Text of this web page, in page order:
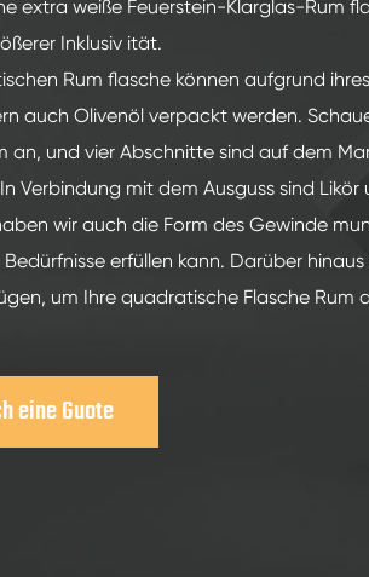
extra weiße Feuerstein-Klarglas-Rum
Inklusiv ität.
Rum flasche können aufgrund
auch Olivenöl verpackt werden.
an, und vier Abschnitte sind auf dem
Verbindung mit dem Ausguss sind Likör
wir auch die Form des Gewinde
erfüllen kann. Darüber
um Ihre quadratische Flasche Rum
eine Guote